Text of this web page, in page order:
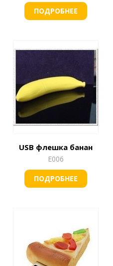
ПОДРОБНЕЕ
USB флешка банан
Е006
ПОДРОБНЕЕ